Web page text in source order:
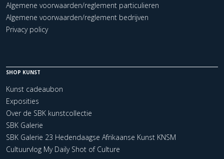
Algemene voorwaarden/reglement particulieren
Algemene voorwaarden/reglement bedrijven
Privacy policy
SHOP KUNST
Kunst cadeaubon
Exposities
Over de SBK kunstcollectie
SBK Galerie
SBK Galerie 23 Hedendaagse Afrikaanse Kunst KNSM
Cultuurvlog My Daily Shot of Culture